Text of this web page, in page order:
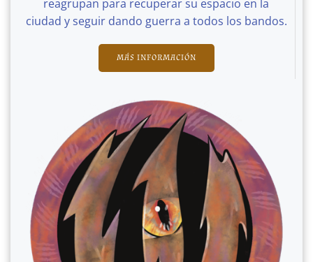
reagrupan para recuperar su espacio en la
ciudad y seguir dando guerra a todos los bandos.
MÁS INFORMACIÓN